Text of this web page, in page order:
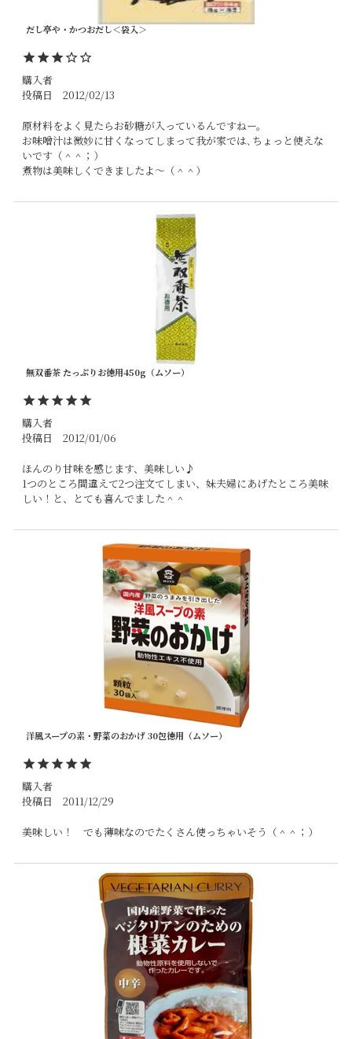
だし亭や・かつおだし＜袋入＞
購入者
投稿日
2012/02/13
原材料をよく見たらお砂糖が入っているんですねー。
お味噌汁は微妙に甘くなってしまって我が家では､ちょっと使えな
いです（＾＾；）
煮物は美味しくできましたよ～（＾＾）
無双番茶 たっぷりお徳用450g（ムソー）
購入者
投稿日
2012/01/06
ほんのり甘味を感じます、美味しい♪
1つのところ間違えて2つ注文てしまい、妹夫婦にあげたところ美味
しい！と、とても喜んでました＾＾
洋風スープの素・野菜のおかげ 30包徳用（ムソー）
購入者
投稿日
2011/12/29